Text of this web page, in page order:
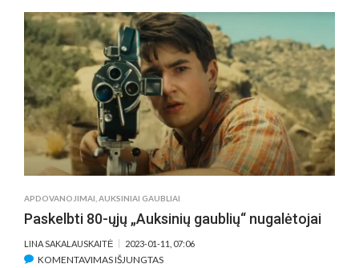
GAUBLIŲ“
2023
LAIMĖTOJUS
IR
NOMINANTUS
GALIMA
PASIŽIŪRĖTI
LEGALIAI
LIETUVOJE?
APDOVANOJIMAI AUKSINIAI GAUBLIAI
Paskelbti 80-ųjų „Auksinių gaublių“ nugalėtojai
LINA SAKALAUSKAITĖ 2023-01-11, 07:06
KOMENTAVIMAS IŠJUNGTASĮRAŠE